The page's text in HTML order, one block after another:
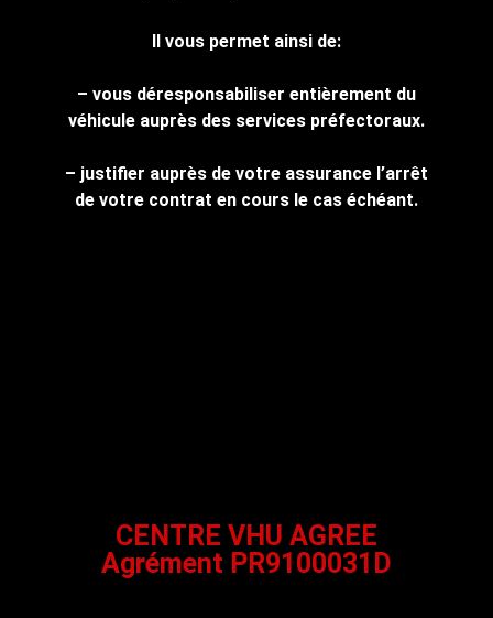
Il vous permet ainsi de:
– vous déresponsabiliser entièrement du
véhicule auprès des services préfectoraux.
– justifier auprès de votre assurance l’arrêt
de votre contrat en cours le cas échéant.
CENTRE VHU AGREE
Agrément PR9100031D